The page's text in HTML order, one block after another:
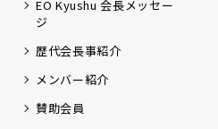
EO Kyushu 会長メッセー
ジ
歴代会長事紹介
メンバー紹介
賛助会員